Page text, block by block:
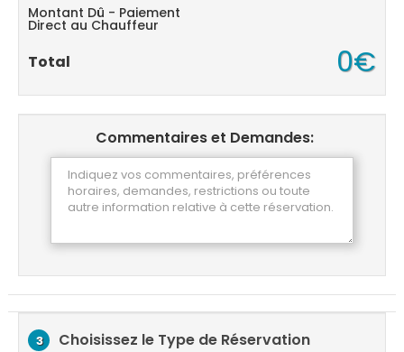
Montant Dû - Paiement
Direct au Chauffeur
Total 0€
Commentaires et Demandes:
3 Choisissez le Type de Réservation